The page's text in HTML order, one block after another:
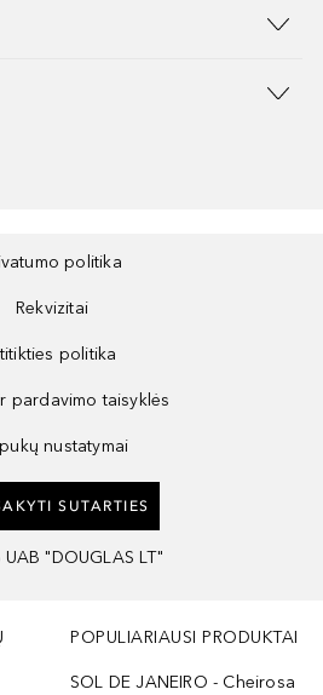
politika
Rekvizitai
politika
pardavimo taisyklės
nustatymai
SUTARTIES
UAB "DOUGLAS LT"
POPULIARIAUSI PRODUKTAI
SOL DE JANEIRO - Cheirosa